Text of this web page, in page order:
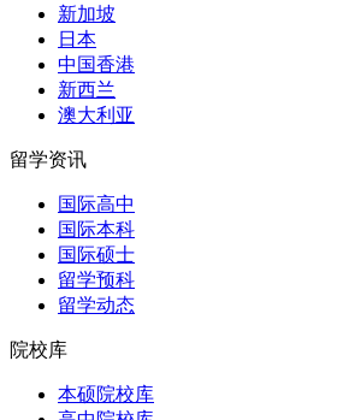
新加坡
日本
中国香港
新西兰
澳大利亚
留学资讯
国际高中
国际本科
国际硕士
留学预科
留学动态
院校库
本硕院校库